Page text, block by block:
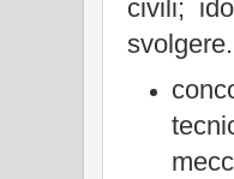
civili;